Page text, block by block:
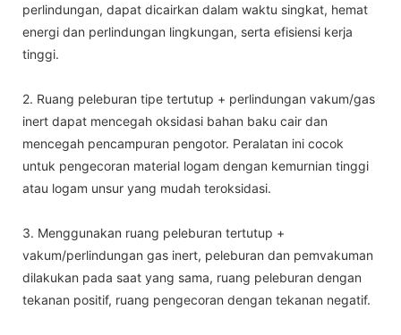
perlindungan, dapat dicairkan dalam waktu singkat, hemat
energi dan perlindungan lingkungan, serta efisiensi kerja
tinggi.
2. Ruang peleburan tipe tertutup + perlindungan vakum/gas
inert dapat mencegah oksidasi bahan baku cair dan
mencegah pencampuran pengotor. Peralatan ini cocok
untuk pengecoran material logam dengan kemurnian tinggi
atau logam unsur yang mudah teroksidasi.
3. Menggunakan ruang peleburan tertutup +
vakum/perlindungan gas inert, peleburan dan pemvakuman
dilakukan pada saat yang sama, ruang peleburan dengan
tekanan positif, ruang pengecoran dengan tekanan negatif.